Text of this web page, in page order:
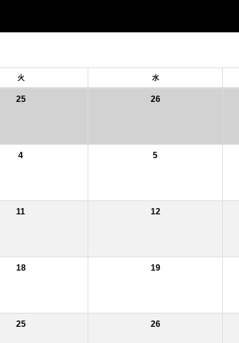
火 水
25 26
4 5
11 12
18 19
25 26